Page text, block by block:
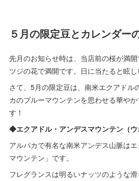
５月の限定豆とカレンダー
先月のお知らせ時は、当店前の桜が満
ツジの花で満開です。日に当たると眩し
さて、5月の限定豆は、南米エクアドル
カのブルーマウンテンを思わせる華や
す！
◆エクアドル・アンデスマウンテン（ウ
アルパカで有名な南米アンデス山脈は
マウンテン」です。
フレグランスは明るいナッツのような